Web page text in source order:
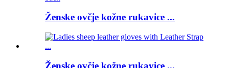
Ženske ovčje kožne rukavice ...
Ženske ovčje kožne rukavice ...